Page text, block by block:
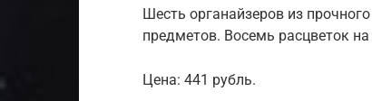
Шесть органайзеров из
предметов. Восемь расцветок
Цена: 441 рубль.